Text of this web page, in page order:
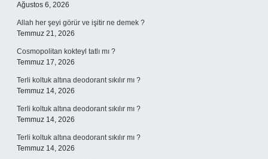
Ağustos 6, 2026
Allah her şeyi görür ve işitir ne demek ?
Temmuz 21, 2026
Cosmopolitan kokteyl tatlı mı ?
Temmuz 17, 2026
Terli koltuk altına deodorant sıkılır mı ?
Temmuz 14, 2026
Terli koltuk altına deodorant sıkılır mı ?
Temmuz 14, 2026
Terli koltuk altına deodorant sıkılır mı ?
Temmuz 14, 2026